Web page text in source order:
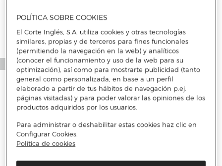
POLÍTICA SOBRE COOKIES
El Corte Inglés, S.A. utiliza cookies y otras tecnologías
similares, propias y de terceros para fines funcionales
(permitiendo la navegación en la web) y analíticos
(conocer el funcionamiento y uso de la web para su
optimización), así como para mostrarte publicidad (tanto
general como personalizada, en base a un perfil
elaborado a partir de tus hábitos de navegación p.ej.
páginas visitadas) y para poder valorar las opiniones de los
productos adquiridos por los usuarios.
Para administrar o deshabilitar estas cookies haz clic en
Configurar Cookies.
Política de cookies